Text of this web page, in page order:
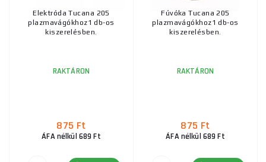
A-81 A80 P80 P-81 Elektróda
RAKTÁRON 660 Ft
Elektróda Tucana 205
plazmavágókhoz1 db-os
kiszerelésben.
RAKTÁRON
875 Ft
ÁFA nélkül 689 Ft
Fúvóka Tucana 205
plazmavágókhoz1 db-os
kiszerelésben.
RAKTÁRON
875 Ft
ÁFA nélkül 689 Ft